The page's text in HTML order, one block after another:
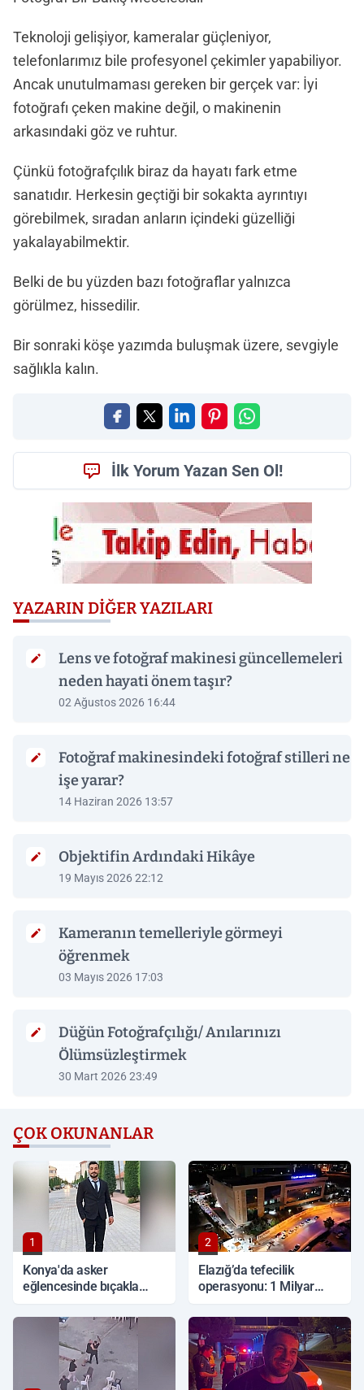
Teknoloji gelişiyor, kameralar güçleniyor,
telefonlarımız bile profesyonel çekimler yapabiliyor.
Ancak unutulmaması gereken bir gerçek var: İyi
fotoğrafı çeken makine değil, o makinenin
arkasındaki göz ve ruhtur.
Çünkü fotoğrafçılık biraz da hayatı fark etme
sanatıdır. Herkesin geçtiği bir sokakta ayrıntıyı
görebilmek, sıradan anların içindeki güzelliği
yakalayabilmektir.
Belki de bu yüzden bazı fotoğraflar yalnızca
görülmez, hissedilir.
Bir sonraki köşe yazımda buluşmak üzere, sevgiyle
sağlıkla kalın.
İlk Yorum Yazan Sen Ol!
YAZARIN DIĞER YAZILARI
Lens ve fotoğraf makinesi güncellemeleri
neden hayati önem taşır?
02 Ağustos 2026 16:44
Fotoğraf makinesindeki fotoğraf stilleri ne
işe yarar?
14 Haziran 2026 13:57
Objektifin Ardındaki Hikâye
19 Mayıs 2026 22:12
Kameranın temelleriyle görmeyi
öğrenmek
03 Mayıs 2026 17:03
Düğün Fotoğrafçılığı/ Anılarınızı
Ölümsüzleştirmek
30 Mart 2026 23:49
ÇOK OKUNANLAR
1
Konya'da asker
eğlencesinde bıçakla
2
Elazığ’da tefecilik
operasyonu: 1 Milyar